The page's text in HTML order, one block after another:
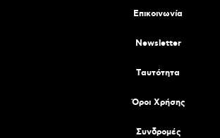
Επικοινωνία
Newsletter
Tαυτότητα
Όροι Χρήσης
Συνδρομές